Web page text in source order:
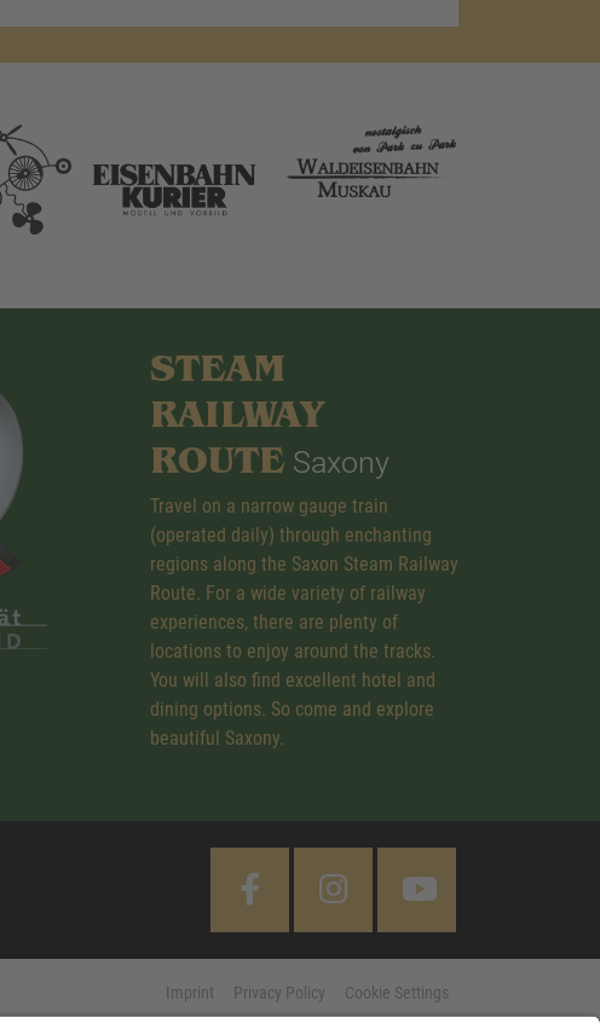
STEAM
RAILWAY
ROUTE Saxony
Travel on a narrow gauge train
(operated daily) through enchanting
regions along the Saxon Steam Railway
Route. For a wide variety of railway
experiences, there are plenty of
locations to enjoy around the tracks.
You will also find excellent hotel and
dining options. So come and explore
beautiful Saxony.
Imprint Privacy Policy Cookie Settings